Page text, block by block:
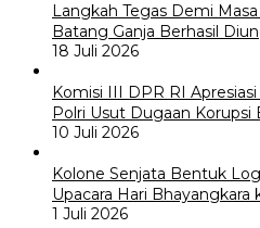
Langkah Tegas Demi
Batang Ganja Berhasil
18 Juli 2026
Komisi III DPR RI
Polri Usut Dugaan Korupsi
10 Juli 2026
Kolone Senjata Bentuk
Upacara Hari Bhayangkara
1 Juli 2026